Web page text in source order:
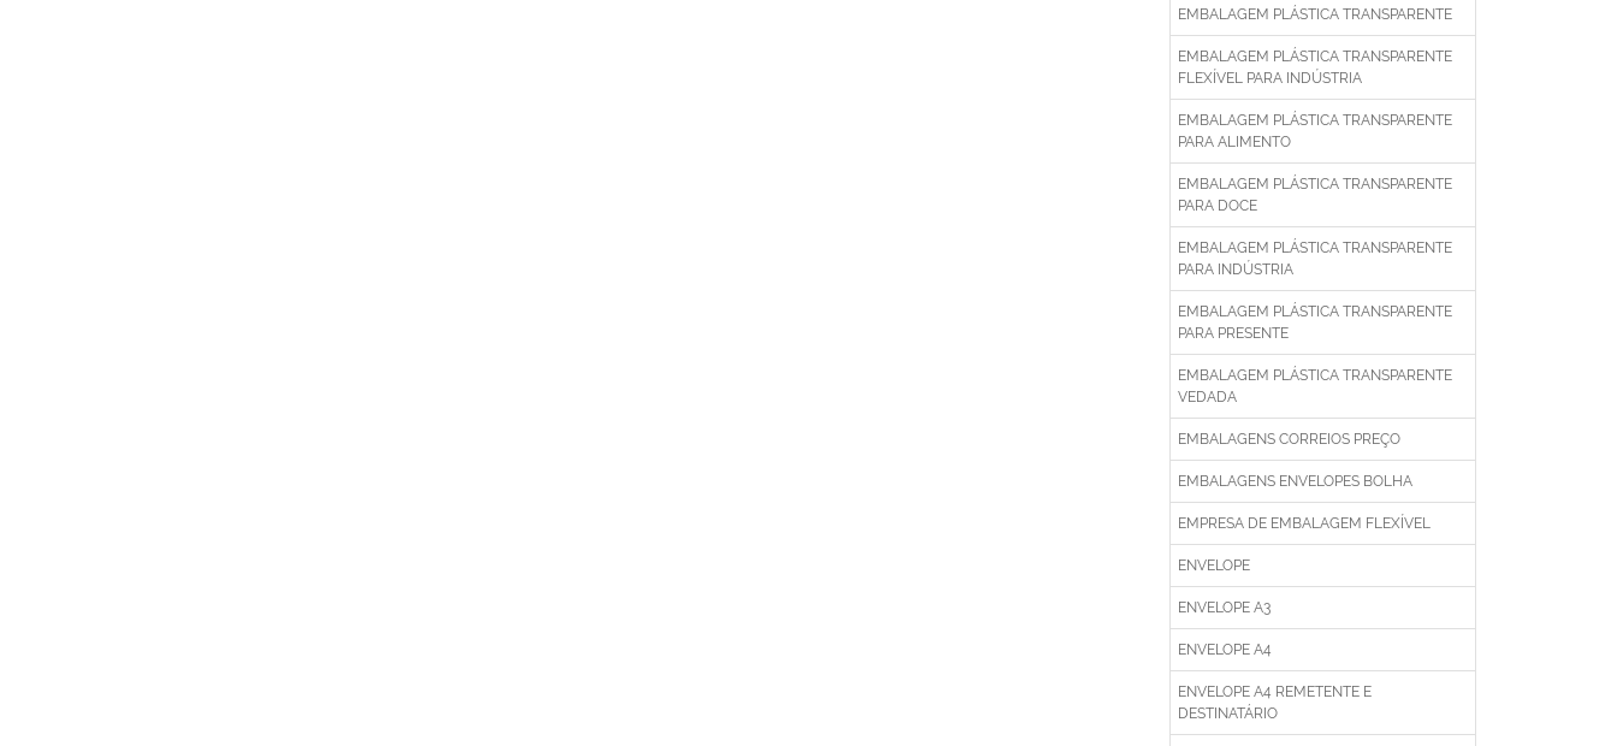
EMBALAGEM PLÁSTICA TRANSPARENTE
EMBALAGEM PLÁSTICA TRANSPARENTE
FLEXÍVEL PARA INDÚSTRIA
EMBALAGEM PLÁSTICA TRANSPARENTE
PARA ALIMENTO
EMBALAGEM PLÁSTICA TRANSPARENTE
PARA DOCE
EMBALAGEM PLÁSTICA TRANSPARENTE
PARA INDÚSTRIA
EMBALAGEM PLÁSTICA TRANSPARENTE
PARA PRESENTE
EMBALAGEM PLÁSTICA TRANSPARENTE
VEDADA
EMBALAGENS CORREIOS PREÇO
EMBALAGENS ENVELOPES BOLHA
EMPRESA DE EMBALAGEM FLEXÍVEL
ENVELOPE
ENVELOPE A3
ENVELOPE A4
ENVELOPE A4 REMETENTE E
DESTINATÁRIO